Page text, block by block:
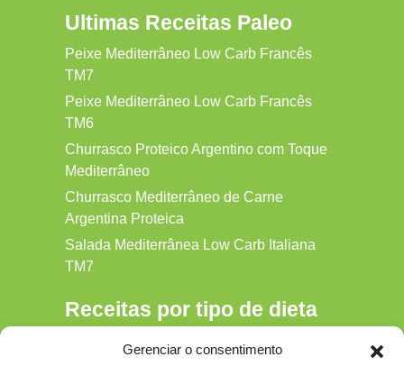
Gerenciar o consentimento
Ultimas Receitas Paleo
Peixe Mediterrâneo Low Carb Francês
TM7
Peixe Mediterrâneo Low Carb Francês
TM6
Churrasco Proteico Argentino com Toque
Mediterrâneo
Churrasco Mediterrâneo de Carne
Argentina Proteica
Salada Mediterrânea Low Carb Italiana
TM7
Receitas por tipo de dieta